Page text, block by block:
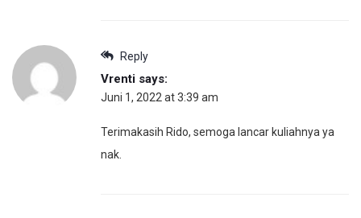
Reply
Vrenti says:
Juni 1, 2022 at 3:39 am
Terimakasih Rido, semoga lancar kuliahnya ya
nak.